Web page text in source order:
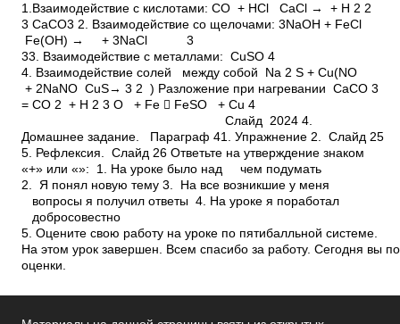
1.Взаимодействие с кислотами: CO + HCl CaCl → + H 2 2
3 CaCO3 2. Взаимодействие со щелочами: 3NaОН + FeCl
Fe(OH) → + 3NaCl 3
33. Взаимодействие с металлами: CuSO 4
4. Взаимодействие солей между собой Na 2 S + Cu(NO
+ 2NaNO CuS→ 3 2 ) Разложение при нагревании СаСО 3
= СО 2 + Н 2 3 О + Fe  FeSO + Cu 4
Слайд 20­24 4.
Домашнее задание. Параграф 41. Упражнение 2. Слайд 25
5. Рефлексия. Слайд 26 Ответьте на утверждение знаком
«+» или «­»: 1. На уроке было над чем подумать
2. Я понял новую тему 3. На все возникшие у меня
вопросы я получил ответы 4. На уроке я поработал
добросовестно
5. Оцените свою работу на уроке по пятибалльной системе.
На этом урок завершен. Всем спасибо за работу. Сегодня вы
оценки.